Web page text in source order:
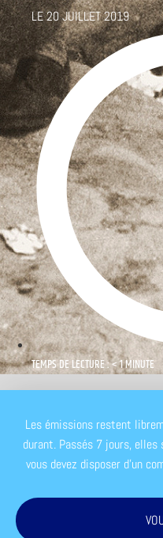
LE20 JUILLET 2019
TEMPS DE LECTURE : < 1 MINUTE
Les émissions restent
durant. Passés 7 jours,
vous devez disposer d'un